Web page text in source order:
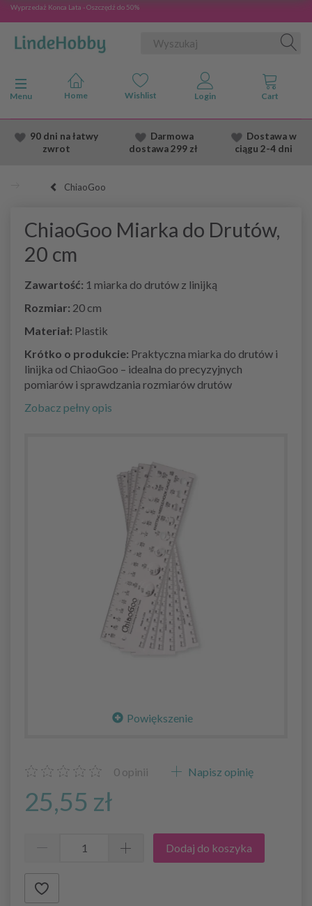
Wyprzedaż Konca Lata - Oszczędź do 50%
Przełącz nawigację
Menu
90 dni na łatwy
zwrot
Darmowa
dostawa299 zł
Dostawaw
ciągu 2-4 dni
ChiaoGoo
ChiaoGoo Miarka do Drutów,
20 cm
Zawartość: 1 miarka do drutów z linijką
Rozmiar: 20 cm
Materiał: Plastik
Krótko o produkcie: Praktyczna miarka do drutów i
linijka od ChiaoGoo – idealna do precyzyjnych
pomiarów i sprawdzania rozmiarów drutów
Zobacz pełny opis
Powiększenie
0 opinii Napisz opinię
25,55 zł
Dodaj do koszyka